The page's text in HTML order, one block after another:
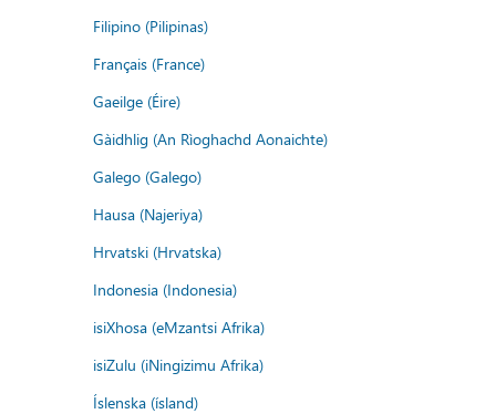
Filipino (Pilipinas)
Français (France)
Gaeilge (Éire)
Gàidhlig (An Rìoghachd Aonaichte)
Galego (Galego)
Hausa (Najeriya)
Hrvatski (Hrvatska)
Indonesia (Indonesia)
isiXhosa (eMzantsi Afrika)
isiZulu (iNingizimu Afrika)
Íslenska (ísland)